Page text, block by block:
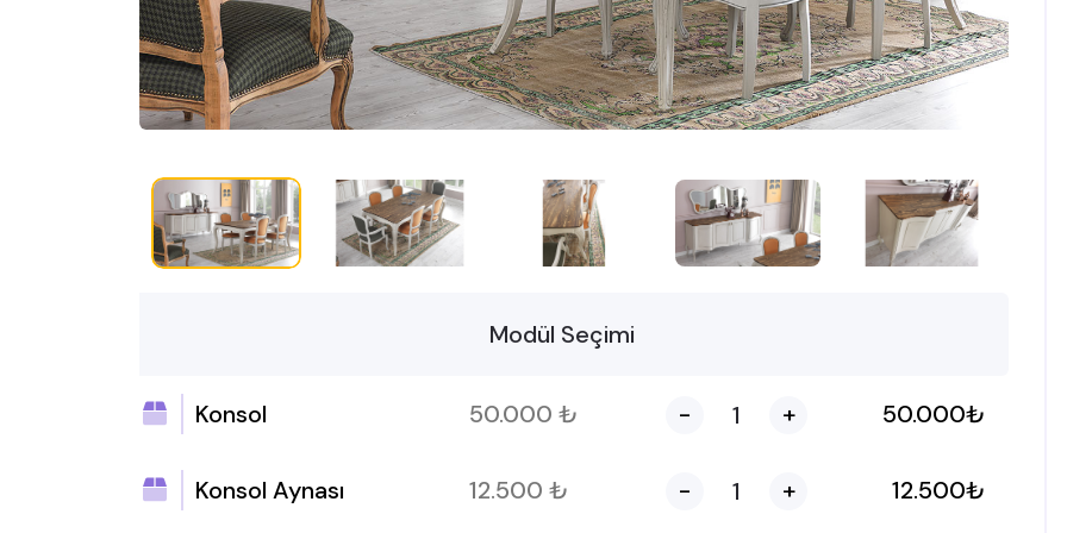
Modül Seçimi
Konsol 50.000 ₺ - + 50.000₺
Konsol Aynası 12.500 ₺ - + 12.500₺